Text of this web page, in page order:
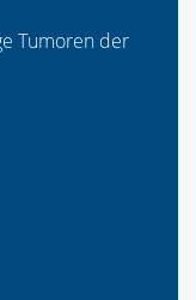
Tumoren der